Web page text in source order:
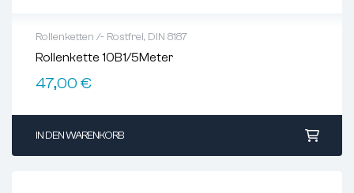
Rollenketten /- Rostfrei, DIN 8187
Rollenkette 10B1/5Meter
47,00 €
IN DEN WARENKORB